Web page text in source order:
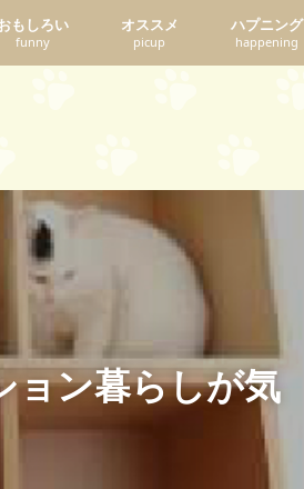
もしろい
funny
オススメ
picup
ハプニング
happening
ョン暮らしが気